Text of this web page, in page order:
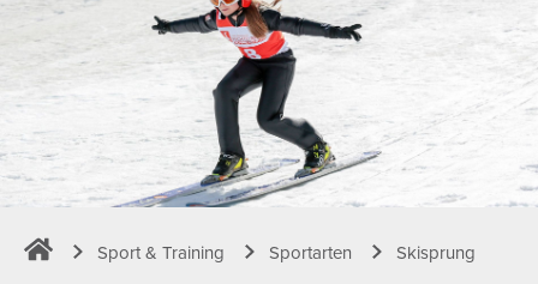
Sport & Training Sportarten Skisprung